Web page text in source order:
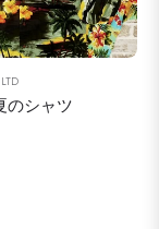
のシャツ